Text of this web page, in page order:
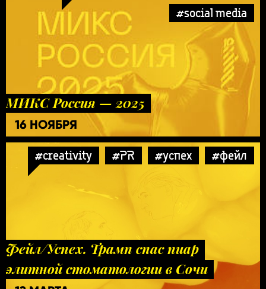
#social media
МИКС Россия — 2025
16 НОЯБРЯ
#creativity #PR #успех #фейл
Фейл/Успех. Трамп спас пиар
элитной стоматологии в Сочи